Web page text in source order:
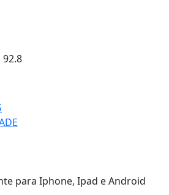
92.8
para Iphone, Ipad e Android